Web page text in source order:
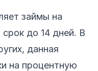
займы на
до 14 дней. В
данная
на процентную